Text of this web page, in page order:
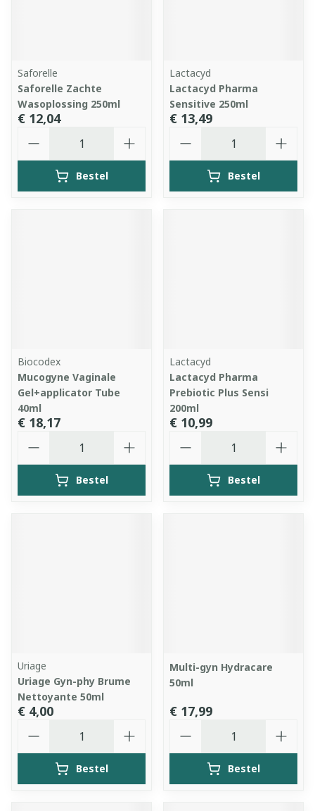
Saforelle
Saforelle Zachte
Wasoplossing 250ml
€ 12,04
Bestel
Lactacyd
Lactacyd Pharma
Sensitive 250ml
€ 13,49
Bestel
Biocodex
Mucogyne Vaginale
Gel+applicator Tube
40ml
€ 18,17
Bestel
Lactacyd
Lactacyd Pharma
Prebiotic Plus Sensi
200ml
€ 10,99
Bestel
Uriage
Uriage Gyn-phy Brume
Nettoyante 50ml
€ 4,00
Bestel
Multi-gyn Hydracare
50ml
€ 17,99
Bestel